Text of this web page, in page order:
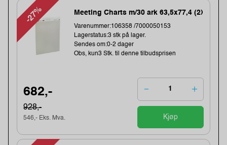
-27% Meeting Charts m/30 ark 63,5x77,4 (2)
Varenummer:106358 /7000050153
Lagerstatus:3 stk på lager.
Sendes om:0-2 dager
Obs, kun3 Stk. til denne tilbudsprisen
682,-
928,-
546,- Eks. Mva. Kjøp